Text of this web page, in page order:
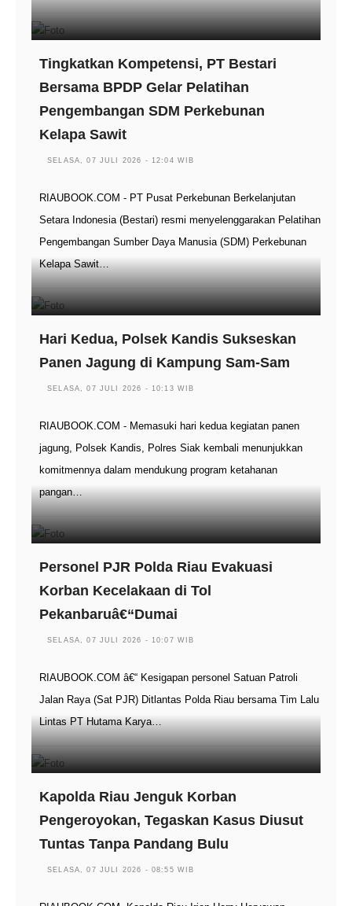
Tingkatkan Kompetensi, PT Bestari
Bersama BPDP Gelar Pelatihan
Pengembangan SDM Perkebunan
Kelapa Sawit
SELASA, 07 JULI 2026 - 12:04 WIB
RIAUBOOK.COM - PT Pusat Perkebunan Berkelanjutan
Setara Indonesia (Bestari) resmi menyelenggarakan Pelatihan
Pengembangan Sumber Daya Manusia (SDM) Perkebunan
Kelapa Sawit…
Hari Kedua, Polsek Kandis Sukseskan
Panen Jagung di Kampung Sam-Sam
SELASA, 07 JULI 2026 - 10:13 WIB
RIAUBOOK.COM - Memasuki hari kedua kegiatan panen
jagung, Polsek Kandis, Polres Siak kembali menunjukkan
komitmennya dalam mendukung program ketahanan
pangan…
Personel PJR Polda Riau Evakuasi
Korban Kecelakaan di Tol
Pekanbaruâ€“Dumai
SELASA, 07 JULI 2026 - 10:07 WIB
RIAUBOOK.COM â€“ Kesigapan personel Satuan Patroli
Jalan Raya (Sat PJR) Ditlantas Polda Riau bersama Tim Lalu
Lintas PT Hutama Karya…
Kapolda Riau Jenguk Korban
Pengeroyokan, Tegaskan Kasus Diusut
Tuntas Tanpa Pandang Bulu
SELASA, 07 JULI 2026 - 08:55 WIB